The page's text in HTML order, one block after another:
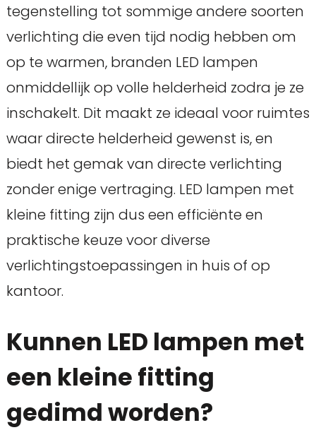
tegenstelling tot sommige andere soorten
verlichting die even tijd nodig hebben om
op te warmen, branden LED lampen
onmiddellijk op volle helderheid zodra je ze
inschakelt. Dit maakt ze ideaal voor ruimtes
waar directe helderheid gewenst is, en
biedt het gemak van directe verlichting
zonder enige vertraging. LED lampen met
kleine fitting zijn dus een efficiënte en
praktische keuze voor diverse
verlichtingstoepassingen in huis of op
kantoor.
Kunnen LED lampen met
een kleine fitting
gedimd worden?